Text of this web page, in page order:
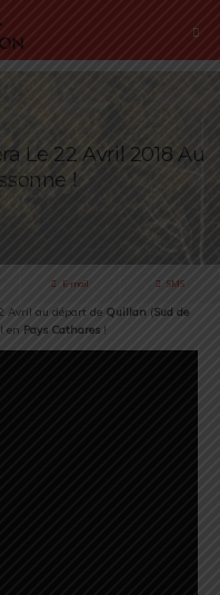
Le 22 Avril 2018 Au
!
E-mail SMS
Avril au départ de Quillan (Sud de
en Pays Cathares !